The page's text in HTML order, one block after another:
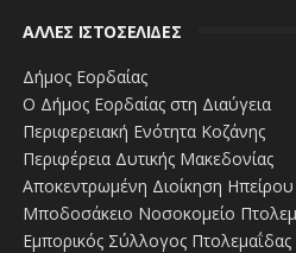
ΑΛΛΕΣ ΙΣΤΟΣΕΛΙΔΕΣ
Δήμος Εορδαίας
Ο Δήμος Εορδαίας στη Διαύγεια
Περιφερειακή Ενότητα Κοζάνης
Περιφέρεια Δυτικής Μακεδονίας
Αποκεντρωμένη Διοίκηση
Μποδοσάκειο Νοσοκομείο
Εμπορικός Σύλλογος Πτολεμαΐδας